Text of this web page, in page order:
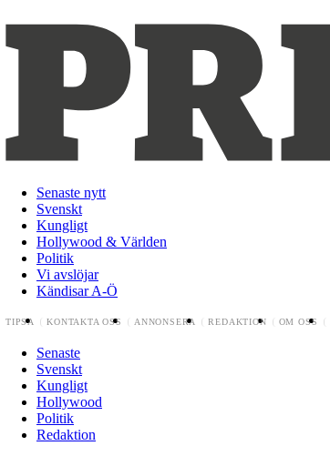
Senaste nytt
Svenskt
Kungligt
Hollywood & Världen
Politik
Vi avslöjar
Kändisar A-Ö
TIPSA KONTAKTA OSS ANNONSERA REDAKTION OM OSS
Senaste
Svenskt
Kungligt
Hollywood
Politik
Redaktion